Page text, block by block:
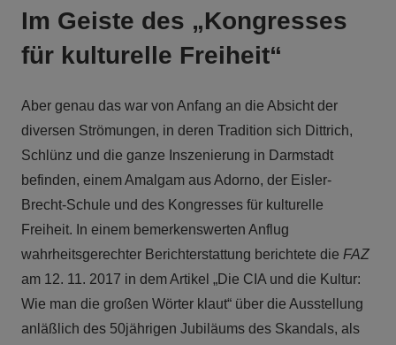
Im Geiste des „Kongresses
für kulturelle Freiheit“
Aber genau das war von Anfang an die Absicht der
diversen Strömungen, in deren Tradition sich Dittrich,
Schlünz und die ganze Inszenierung in Darmstadt
befinden, einem Amalgam aus Adorno, der Eisler-
Brecht-Schule und des Kongresses für kulturelle
Freiheit. In einem bemerkenswerten Anflug
wahrheitsgerechter Berichterstattung berichtete die FAZ
am 12. 11. 2017 in dem Artikel „Die CIA und die Kultur:
Wie man die großen Wörter klaut“ über die Ausstellung
anläßlich des 50jährigen Jubiläums des Skandals, als